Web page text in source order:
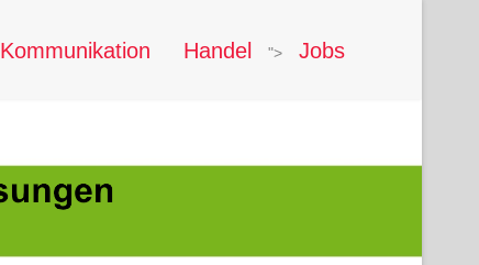
Kommunikation Handel "> Jobs